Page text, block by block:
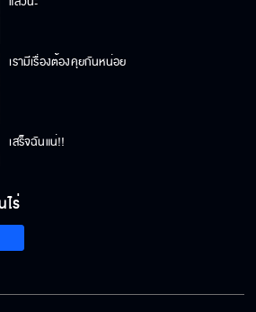
เรามีเรื่องต้องคุยกันหน่อย
เสร็จฉันแน่!!
คนแบบนี้ใครกล้าเอาทำผัวด้วยหรอ
ไร่